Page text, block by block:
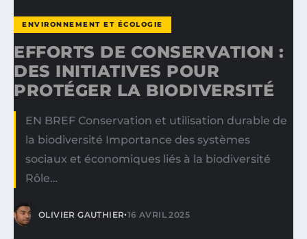
ENVIRONNEMENT ET ÉCOLOGIE
EFFORTS DE CONSERVATION :
DES INITIATIVES POUR
PROTÉGER LA BIODIVERSITÉ
EN BREF Conservation et utilisation durable de
la biodiversité Importance des systèmes
sociaux et économiques liés à la biodiversité
Rôle…
OLIVIER GAUTHIER•16 AVRIL 2025